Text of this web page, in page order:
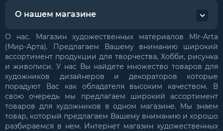
О нашем магазине
О нас. Магазин художественных материалов MIr-Arta
(Мир-Арта). Предлагаем Вашему вниманию широкий
ассортимент продукции для творчества, Хобби, рисунка
и живописи. У нас Вы найдете множество товаров для
художников дизайнеров и декораторов которые
порадуют Вас как обладателя высоким качеством. В
свою очередь мы предлагаем широкий ассортимент
товаров для художников в одном магазине. Мы знаем
товар, который предлагаем Вашему вниманию и хорошо
разбираемся в нем. Интернет магазин художественных